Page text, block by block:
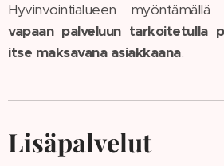
Hyvinvointialueen myöntämällä
vapaan palveluun tarkoitetulla
itse maksavana asiakkaana.
Lisäpalvelut